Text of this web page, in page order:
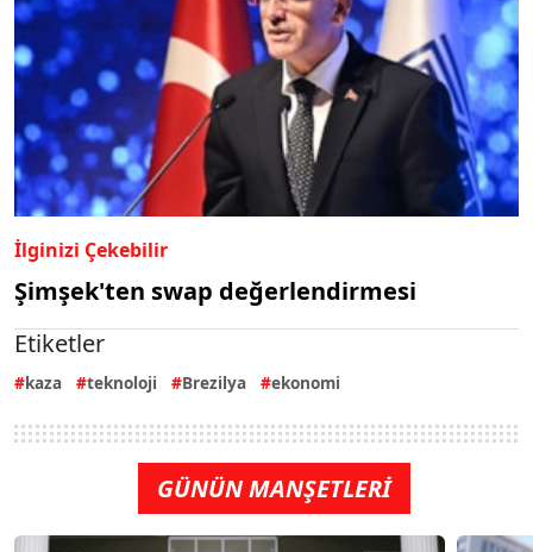
İlginizi Çekebilir
Şimşek'ten swap değerlendirmesi
Etiketler
kaza teknoloji Brezilya ekonomi
GÜNÜN MANŞETLERİ